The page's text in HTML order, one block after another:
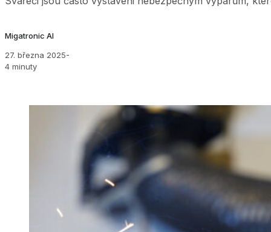
Migatronic AI
27. března 2025-
4 minuty